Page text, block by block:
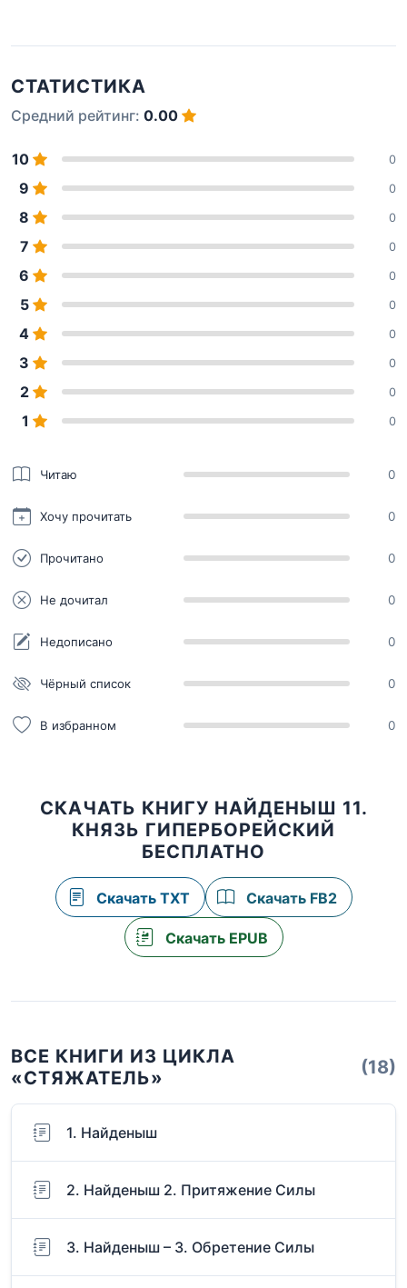
СТАТИСТИКА
Средний рейтинг: 0.00
10 0
9 0
8 0
7 0
6 0
5 0
4 0
3 0
2 0
1 0
Читаю 0
Хочу прочитать 0
Прочитано 0
Не дочитал 0
Недописано 0
Чёрный список 0
В избранном 0
СКАЧАТЬ КНИГУ НАЙДЕНЫШ 11.
КНЯЗЬ ГИПЕРБОРЕЙСКИЙ
БЕСПЛАТНО
Скачать TXT Скачать FB2
Скачать EPUB
ВСЕ КНИГИ ИЗ ЦИКЛА
«СТЯЖАТЕЛЬ»
(18)
1. Найденыш
2. Найденыш 2. Притяжение Силы
3. Найденыш – 3. Обретение Силы